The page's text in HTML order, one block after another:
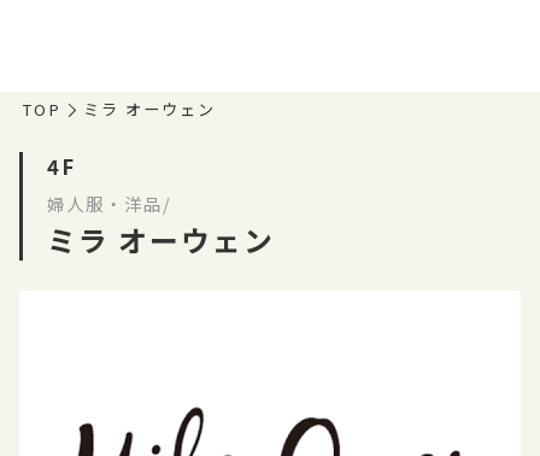
TOP ミラ オーウェン
4F
婦人服・洋品/
ミラ オーウェン